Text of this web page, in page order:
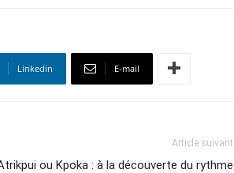
Linkedin E-mail
Article suivant
ou Kpoka : à la découverte du rythme